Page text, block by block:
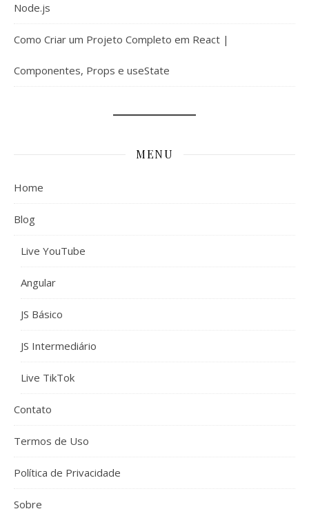
Node.js
Como Criar um Projeto Completo em React |
Componentes, Props e useState
MENU
Home
Blog
Live YouTube
Angular
JS Básico
JS Intermediário
Live TikTok
Contato
Termos de Uso
Política de Privacidade
Sobre